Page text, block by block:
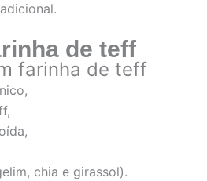
de teff
farinha de teff
chia e girassol).